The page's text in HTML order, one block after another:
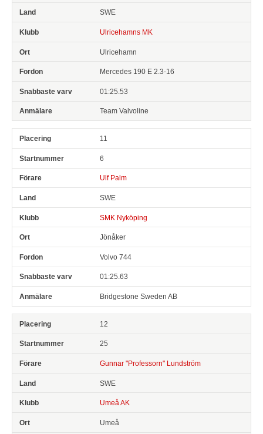
SWE
Ulricehamns MK
Ulricehamn
Mercedes 190 E 2.3-16
01:25.53
Team Valvoline
11
6
Ulf Palm
SWE
SMK Nyköping
Jönåker
Volvo 744
01:25.63
Bridgestone Sweden AB
12
25
Gunnar "Professorn" Lundström
SWE
Umeå AK
Umeå